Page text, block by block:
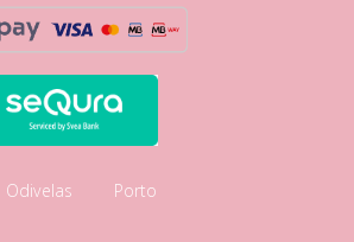
Odivelas
Porto